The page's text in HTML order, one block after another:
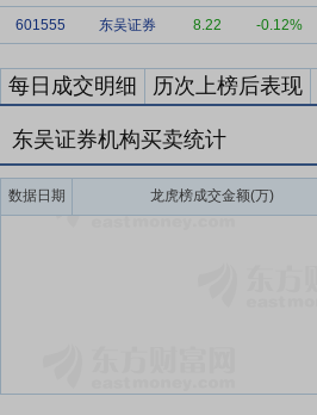
601555 东吴证券 8.22 -0.12%
每日成交明细 历次上榜后表现
东吴证券机构买卖统计
数据日期 龙虎榜成交金额(万)